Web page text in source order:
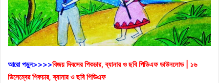
আরো পড়ুন>>>>বিজয় দিবসের পিকচার, ব্যানার ও ছবি পিডিএফ ডাউনলোড | ১৬
ডিসেম্বের পিকচার, ব্যানার ও ছবি পিডিএফ